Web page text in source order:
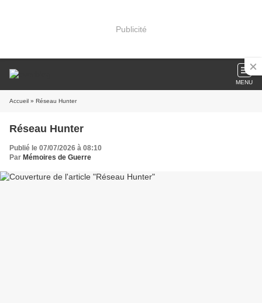
Publicité
MENU
Accueil » Réseau Hunter
Réseau Hunter
Publié le 07/07/2026 à 08:10
Par Mémoires de Guerre